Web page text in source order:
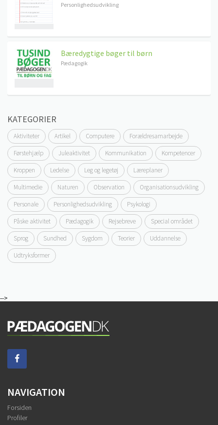
Personlighedsudvikling
Bæredygtige bøger til børn
Pædagogik
KATEGORIER
Aktiviteter Artikel Computere Forældresamarbejde
Førstehjælp Juleaktivitet Kommunikation Kompetencer
Kroppen Ledelse Leg og legetøj Læreplaner
Multimedie Naturen Observation Organisationsudvikling
Personale Personlighedsudvikling Psykologi
Påske aktivitet Pædagogik Rejsebreve Special området
Sprog Sundhed Sygdom Teorier Uddannelse
Udtryksformer
-->
NAVIGATION
Forsiden
Profiler